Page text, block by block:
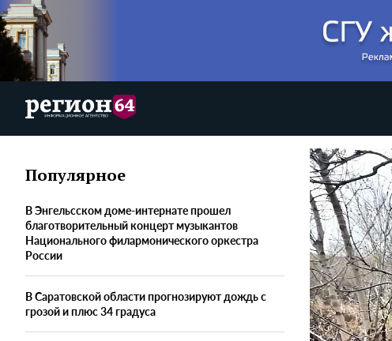
Популярное
В Энгельсском доме-интернате прошел
благотворительный концерт музыкантов
Национального филармонического оркестра
России
В Саратовской области прогнозируют дождь с
грозой и плюс 34 градуса